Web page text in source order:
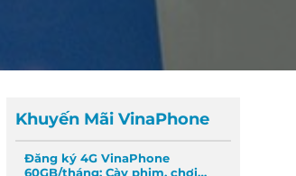
Khuyến Mãi VinaPhone
Đăng ký 4G VinaPhone
60GB/tháng: Cày phim, chơi